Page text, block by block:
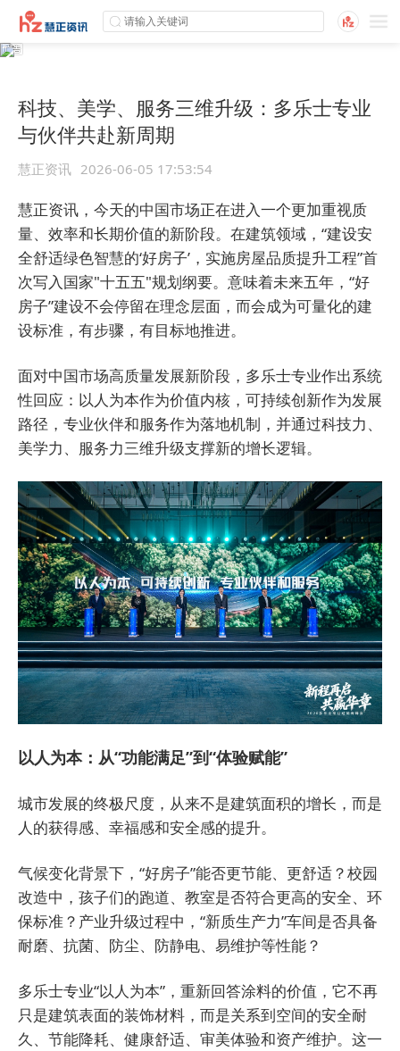
科技、美学、服务三维升级：多乐士专业
与伙伴共赴新周期
慧正资讯 2026-06-05 17:53:54
慧正资讯，今天的中国市场正在进入一个更加重视质
量、效率和长期价值的新阶段。在建筑领域，“建设安
全舒适绿色智慧的‘好房子’，实施房屋品质提升工程”首
次写入国家"十五五"规划纲要。意味着未来五年，“好
房子”建设不会停留在理念层面，而会成为可量化的建
设标准，有步骤，有目标地推进。
面对中国市场高质量发展新阶段，多乐士专业作出系统
性回应：以人为本作为价值内核，可持续创新作为发展
路径，专业伙伴和服务作为落地机制，并通过科技力、
美学力、服务力三维升级支撑新的增长逻辑。
以人为本：从“功能满足”到“体验赋能”
城市发展的终极尺度，从来不是建筑面积的增长，而是
人的获得感、幸福感和安全感的提升。
气候变化背景下，“好房子”能否更节能、更舒适？校园
改造中，孩子们的跑道、教室是否符合更高的安全、环
保标准？产业升级过程中，“新质生产力”车间是否具备
耐磨、抗菌、防尘、防静电、易维护等性能？
多乐士专业“以人为本”，重新回答涂料的价值，它不再
只是建筑表面的装饰材料，而是关系到空间的安全耐
久、节能降耗、健康舒适、审美体验和资产维护。这一